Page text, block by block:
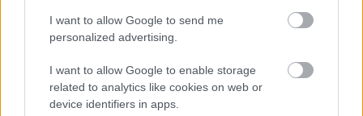
I want to allow Google to send me
personalized advertising.
I want to allow Google to enable storage
related to analytics like cookies on web or
device identifiers in apps.
A HAGYOMÁNY ÉS A KORTÁRS DIVAT
A HAGYOMÁNYOK HÁZÁBAN